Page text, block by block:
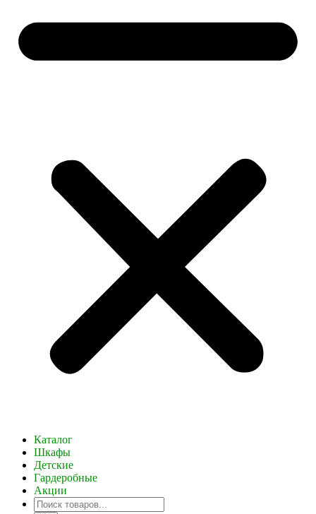
Каталог
Шкафы
Детские
Гардеробные
Акции